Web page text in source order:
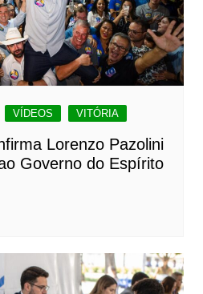
VÍDEOS VITÓRIA
Lorenzo Pazolini
Governo do Espírito